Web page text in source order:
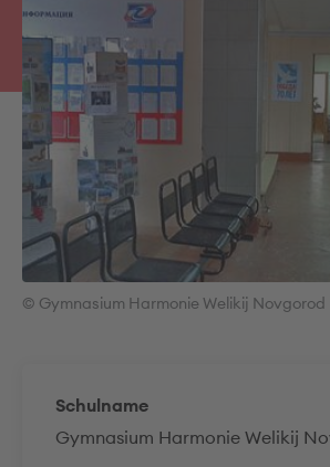
Schulname
Gymnasium Harmonie Welikij
© Gymnasium Harmonie Welikij Novgorod